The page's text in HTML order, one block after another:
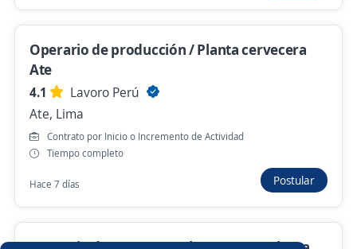
Miraflores, Lima
Nuevas ofertas de empleo
Empleos similares
Maquinista Operario/a de almacén Almacenista
Operario de producción / Planta cervecera
Ate
4.1
Lavoro Perú
Ate, Lima
Contrato por Inicio o Incremento de Actividad
Tiempo completo
Hace 7 días Postular